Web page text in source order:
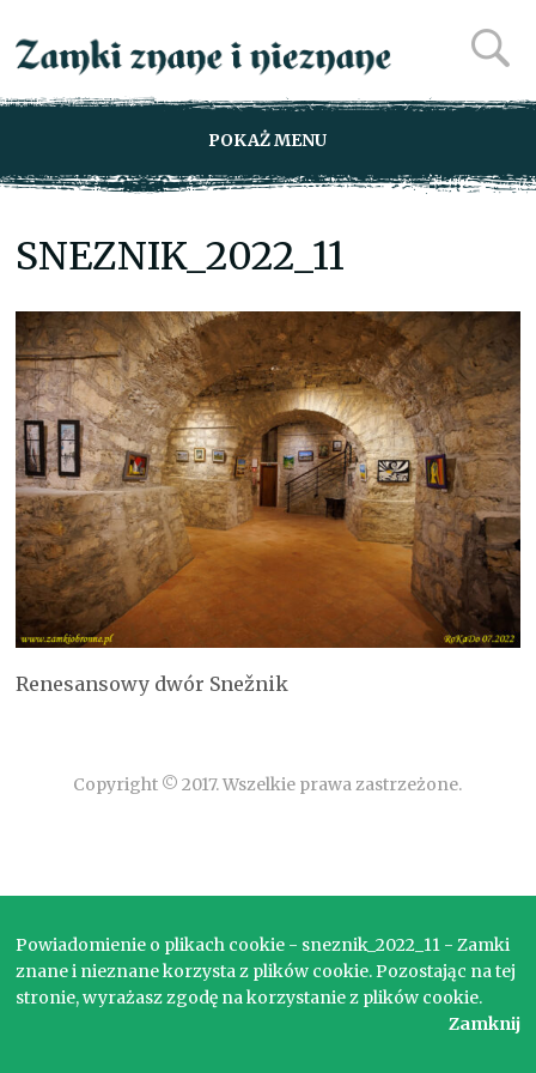
POKAŻ MENU
SNEZNIK_2022_11
Renesansowy dwór Snežnik
Copyright © 2017. Wszelkie prawa zastrzeżone.
Powiadomienie o plikach cookie - sneznik_2022_11 - Zamki
znane i nieznane korzysta z plików cookie. Pozostając na tej
stronie, wyrażasz zgodę na korzystanie z plików cookie.
Zamknij